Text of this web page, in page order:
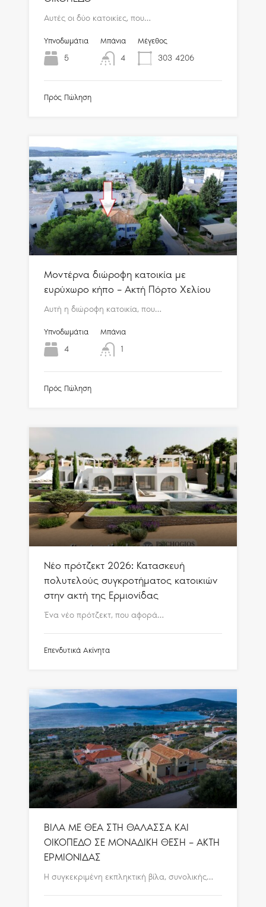
Αυτές οι δύο κατοικίες, που…
Υπνοδωμάτια
5
Μπάνια
4
Μέγεθος
303 4206
Πρός Πώληση
Μοντέρνα διώροφη κατοικία με
ευρύχωρο κήπο – Ακτή Πόρτο Χελίου
Αυτή η διώροφη κατοικία, που…
Υπνοδωμάτια
4
Μπάνια
1
Πρός Πώληση
Νέο πρότζεκτ 2026: Κατασκευή
πολυτελούς συγκροτήματος κατοικιών
στην ακτή της Ερμιονίδας
Ένα νέο πρότζεκτ, που αφορά…
Επενδυτικά Ακίνητα
ΒΙΛΑ ΜΕ ΘΕΑ ΣΤΗ ΘΑΛΑΣΣΑ ΚΑΙ
ΟΙΚΟΠΕΔΟ ΣΕ ΜΟΝΑΔΙΚΗ ΘΕΣΗ – ΑΚΤΗ
ΕΡΜΙΟΝΙΔΑΣ
Η συγκεκριμένη εκπληκτική βίλα, συνολικής…